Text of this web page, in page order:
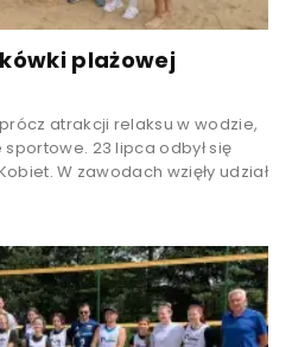
plażowej
atrakcji relaksu w wodzie,
23 lipca odbył się
W zawodach wzięły udział